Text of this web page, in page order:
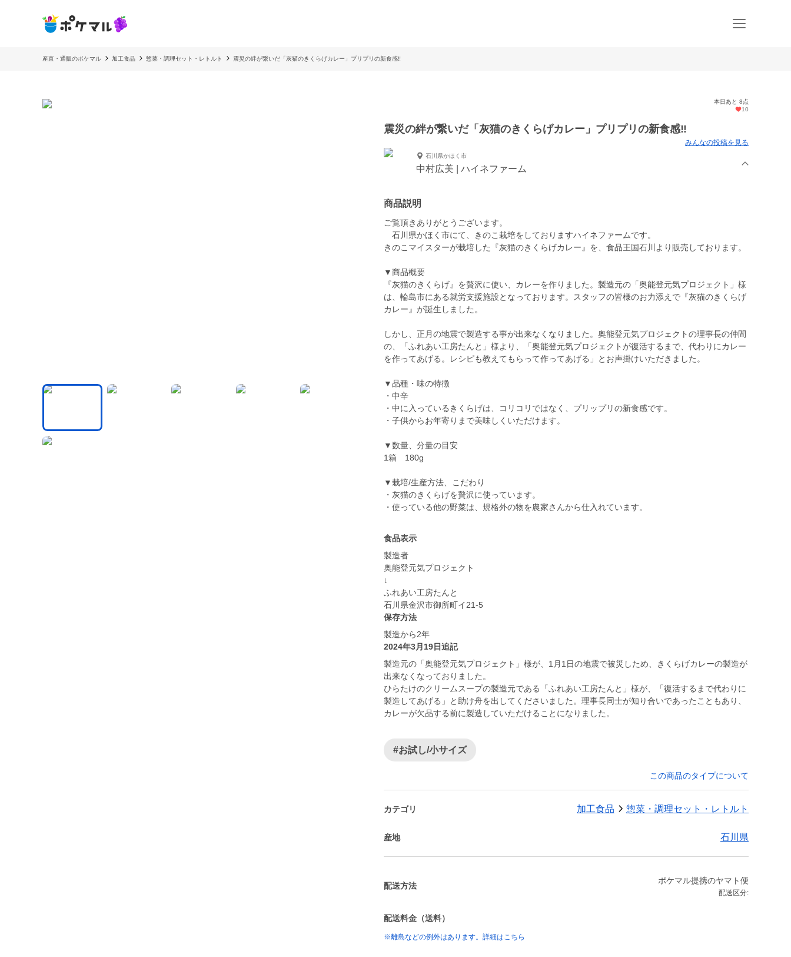
産直・通販のポケマル 加工食品 惣菜・調理セット・レトルト 震災の絆が繋いだ「灰猫のきくらげカレー」プリプリの新食感‼️
本日あと 8点
10
震災の絆が繋いだ「灰猫のきくらげカレー」プリプリの新食感‼️
みんなの投稿を見る
石川県かほく市
中村広美 | ハイネファーム
商品説明
ご覧頂きありがとうございます。
石川県かほく市にて、きのこ栽培をしておりますハイネファームです。
きのこマイスターが栽培した『灰猫のきくらげカレー』を、食品王国石川より販売しております。
▼商品概要
『灰猫のきくらげ』を贅沢に使い、カレーを作りました。製造元の「奥能登元気プロジェクト」様
は、輪島市にある就労支援施設となっております。スタッフの皆様のお力添えで『灰猫のきくらげ
カレー』が誕生しました。
しかし、正月の地震で製造する事が出来なくなりました。奥能登元気プロジェクトの理事長の仲間
の、「ふれあい工房たんと」様より、「奥能登元気プロジェクトが復活するまで、代わりにカレー
を作ってあげる。レシピも教えてもらって作ってあげる」とお声掛けいただきました。
▼品種・味の特徴
・中辛
・中に入っているきくらげは、コリコリではなく、プリップリの新食感です。
・子供からお年寄りまで美味しくいただけます。
▼数量、分量の目安
1箱 180g
▼栽培/生産方法、こだわり
・灰猫のきくらげを贅沢に使っています。
・使っている他の野菜は、規格外の物を農家さんから仕入れています。
食品表示
製造者
奥能登元気プロジェクト
↓
ふれあい工房たんと
石川県金沢市御所町イ21-5
保存方法
製造から2年
2024年3月19日追記
製造元の「奥能登元気プロジェクト」様が、1月1日の地震で被災しため、きくらげカレーの製造が
出来なくなっておりました。
ひらたけのクリームスープの製造元である「ふれあい工房たんと」様が、「復活するまで代わりに
製造してあげる」と助け舟を出してくださいました。理事長同士が知り合いであったこともあり、
カレーが欠品する前に製造していただけることになりました。
#お試し/小サイズ
この商品のタイプについて
カテゴリ 加工食品 惣菜・調理セット・レトルト
産地 石川県
配送方法
ポケマル提携のヤマト便
配送区分:
配送料金（送料）
※離島などの例外はあります。詳細はこちら